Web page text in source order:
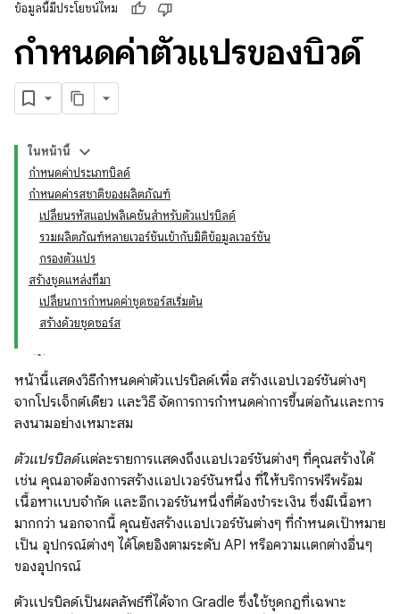
ข้อมูลนี้มีประโยชน์ไหม
กำหนดค่าตัวแปรของบิวด์
ในหน้านี้
กำหนดค่าประเภทบิลด์
กำหนดค่ารสชาติของผลิตภัณฑ์
เปลี่ยนรหัสแอปพลิเคชันสำหรับตัวแปรบิลด์
รวมผลิตภัณฑ์หลายเวอร์ชันเข้ากับมิติข้อมูลเวอร์ชัน
กรองตัวแปร
สร้างชุดแหล่งที่มา
เปลี่ยนการกำหนดค่าชุดซอร์สเริ่มต้น
สร้างด้วยชุดซอร์ส
หน้านี้แสดงวิธีกำหนดค่าตัวแปรบิลด์เพื่อ สร้างแอปเวอร์ชันต่างๆ
จากโปรเจ็กต์เดียว และวิธี จัดการการกำหนดค่าการขึ้นต่อกันและการ
ลงนามอย่างเหมาะสม
ตัวแปรบิลด์แต่ละรายการแสดงถึงแอปเวอร์ชันต่างๆ ที่คุณสร้างได้
เช่น คุณอาจต้องการสร้างแอปเวอร์ชันหนึ่ง ที่ให้บริการฟรีพร้อม
เนื้อหาแบบจำกัด และอีกเวอร์ชันหนึ่งที่ต้องชำระเงิน ซึ่งมีเนื้อหา
มากกว่า นอกจากนี้ คุณยังสร้างแอปเวอร์ชันต่างๆ ที่กำหนดเป้าหมาย
เป็น อุปกรณ์ต่างๆ ได้โดยอิงตามระดับ API หรือความแตกต่างอื่นๆ
ของอุปกรณ์
ตัวแปรบิลด์เป็นผลลัพธ์ที่ได้จาก Gradle ซึ่งใช้ชุดกฎที่เฉพาะ